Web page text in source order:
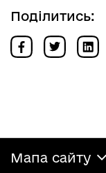
Поділитись:
Мапа сайту